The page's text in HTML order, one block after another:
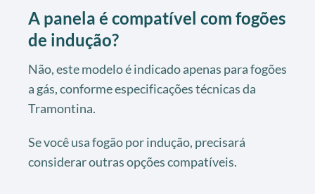
A panela é compatível com fogões
de indução?
Não, este modelo é indicado apenas para fogões
a gás, conforme especificações técnicas da
Tramontina.
Se você usa fogão por indução, precisará
considerar outras opções compatíveis.